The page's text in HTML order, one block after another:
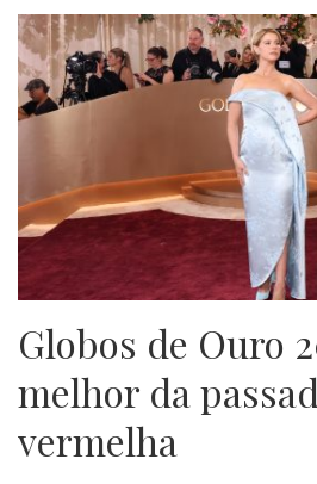
Globos de Ouro
melhor da
vermelha